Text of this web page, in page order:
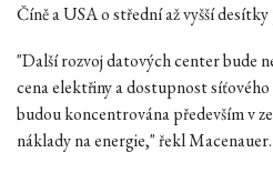
Číně a USA o střední až vyšší
"Další rozvoj datových center bude
cena elektřiny a dostupnost
budou koncentrována především v
náklady na energie," řekl Macenauer.